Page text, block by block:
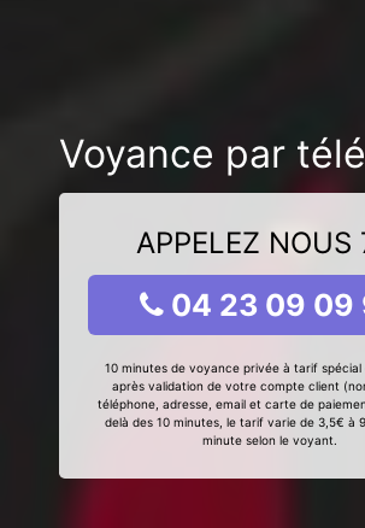
Voyance par
APPELEZ NOUS
04 23 09 09
10 minutes de voyance privée à tarif spécial
après validation de votre compte client
téléphone, adresse, email et carte de
delà des 10 minutes, le tarif varie de 3,5€ à
minute selon le voyant.